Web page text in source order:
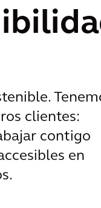
clientes:
contigo
en